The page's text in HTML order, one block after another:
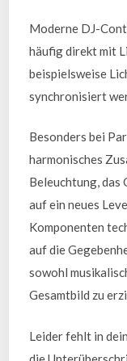
Moderne DJ-
häufig direkt mit
beispielsweise
synchronisiert
Besonders bei
harmonisches
Beleuchtung, das
auf ein neues
Komponenten
auf die
sowohl
Gesamtbild zu
Leider fehlt in